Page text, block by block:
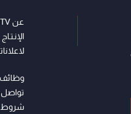
عن MTV
الإنـتـاج
وظائف
تواصل
شروط